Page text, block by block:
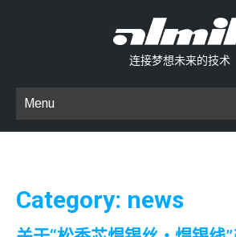
连接梦想未来的技术
Menu
Category: news